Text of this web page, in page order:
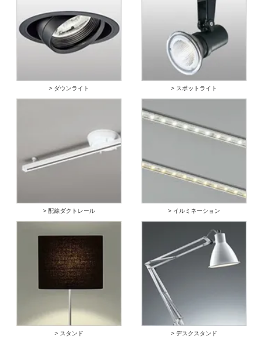
> ダウンライト > スポットライト
> 配線ダクトレール > イルミネーション
> スタンド > デスクスタンド